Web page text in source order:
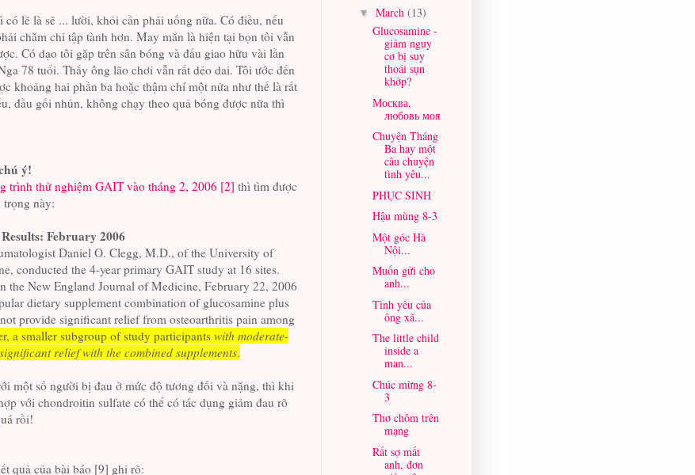
có lẽ là sẽ ... lười, khỏi cần phải uống nữa. Có điều, nếu
chăm chỉ tập tành hơn. May mắn là hiện tại bọn tôi vẫn
Có dạo tôi gặp trên sân bóng và đấu giao hữu vài lần
78 tuổi. Thấy ông lão chơi vẫn rất dẻo dai. Tôi ước đến
khoảng hai phần ba hoặc thậm chí một nửa như thế là rất
đầu gối nhủn, không chạy theo quả bóng được nữa thì
ý!
trình thử nghiệm GAIT vào tháng 2, 2006 [2] thì tìm được
này:
February 2006
Daniel O. Clegg, M.D., of the University of
conducted the 4-year primary GAIT study at 16 sites.
the New England Journal of Medicine, February 22, 2006
dietary supplement combination of glucosamine plus
provide significant relief from osteoarthritis pain among
a smaller subgroup of study participants with moderate-
relief with the combined supplements.
một số người bị đau ở mức độ tương đối và nặng, thì khi
với chondroitin sulfate có thể có tác dụng giảm đau rõ
rồi!
quả của bài báo [9] ghi rõ:
▼ March (13)
Glucosamine -
giảm nguy
cơ bị suy
thoái sụn
khớp?
Москва,
любовь моя
Chuyện Tháng
Ba hay một
câu chuyện
tình yêu...
PHỤC SINH
Hậu mùng 8-3
Một góc Hà
Nội...
Muốn gửi cho
anh...
Tình yêu của
ông xã...
The little child
inside a
man...
Chúc mừng 8-
3
Thơ chôm trên
mạng
Rất sợ mất
anh, đơn